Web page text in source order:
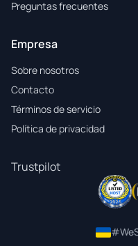
Preguntas frecuentes
Empresa
Sobre nosotros
Contacto
Términos de servicio
Política de privacidad
Trustpilot